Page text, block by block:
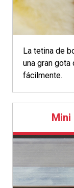
La tetina de
una gran gota
fácilmente.
Mini